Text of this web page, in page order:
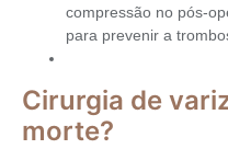
compressão no pós-
para prevenir a
Cirurgia de
morte?